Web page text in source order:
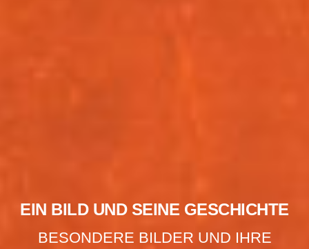
EIN BILD UND SEINE GESCHICHTE
BESONDERE BILDER UND IHRE